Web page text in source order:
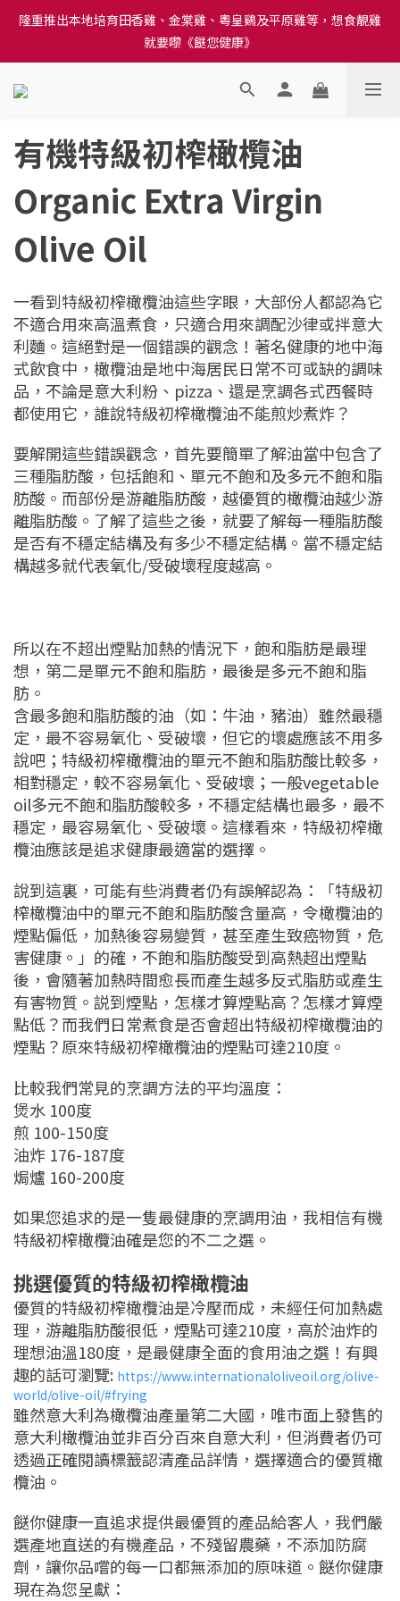
訂單結帳注意事項：送貨方法中選擇區域 - 然後當填寫地址時, 請
小心選擇分區及區域, 因資料錯誤會影響前往結帳
隆重推出本地培育田香雞、金棠雞、粵皇鷄及平原雞等，想食靚雞
就要嚟《餸您健康》
訂單結帳注意事項：送貨方法中選擇區域 - 然後當填寫地址時, 請
小心選擇分區及區域, 因資料錯誤會影響前往結帳
有機特級初榨橄欖油
Organic Extra Virgin
Olive Oil
一看到特級初榨橄欖油這些字眼，大部份人都認為它
不適合用來高溫煮食，只適合用來調配沙律或拌意大
利麵。這絕對是一個錯誤的觀念！著名健康的地中海
式飲食中，橄欖油是地中海居民日常不可或缺的調味
品，不論是意大利粉、pizza、還是烹調各式西餐時
都使用它，誰說特級初榨橄欖油不能煎炒煮炸？
要解開這些錯誤觀念，首先要簡單了解油當中包含了
三種脂肪酸，包括飽和、單元不飽和及多元不飽和脂
肪酸。而部份是游離脂肪酸，越優質的橄欖油越少游
離脂肪酸。了解了這些之後，就要了解每一種脂肪酸
是否有不穩定結構及有多少不穩定結構。當不穩定結
構越多就代表氧化/受破壞程度越高。
所以在不超出煙點加熱的情況下，飽和脂肪是最理
想，第二是單元不飽和脂肪，最後是多元不飽和脂
肪。
含最多飽和脂肪酸的油（如：牛油，豬油）雖然最穩
定，最不容易氧化、受破壞，但它的壞處應該不用多
說吧；特級初榨橄欖油的單元不飽和脂肪酸比較多，
相對穩定，較不容易氧化、受破壞；一般vegetable
oil多元不飽和脂肪酸較多，不穩定結構也最多，最不
穩定，最容易氧化、受破壞。這樣看來，特級初榨橄
欖油應該是追求健康最適當的選擇。
說到這裏，可能有些消費者仍有誤解認為：「特級初
榨橄欖油中的單元不飽和脂肪酸含量高，令橄欖油的
煙點偏低，加熱後容易變質，甚至產生致癌物質，危
害健康。」的確，不飽和脂肪酸受到高熱超出煙點
後，會隨著加熱時間愈長而產生越多反式脂肪或產生
有害物質。説到煙點，怎樣才算煙點高？怎樣才算煙
點低？而我們日常煮食是否會超出特級初榨橄欖油的
煙點？原來特級初榨橄欖油的煙點可達210度。
比較我們常見的烹調方法的平均溫度：
煲水 100度
煎 100-150度
油炸 176-187度
焗爐 160-200度
如果您追求的是一隻最健康的烹調用油，我相信有機
特級初榨橄欖油確是您的不二之選。
挑選優質的特級初榨橄欖油
優質的特級初榨橄欖油是冷壓而成，未經任何加熱處
理，游離脂肪酸很低，煙點可達210度，高於油炸的
理想油溫180度，是最健康全面的食用油之選！有興
趣的話可瀏覽: https://www.internationaloliveoil.org/olive-
world/olive-oil/#frying
雖然意大利為橄欖油產量第二大國，唯市面上發售的
意大利橄欖油並非百分百來自意大利，但消費者仍可
透過正確閱讀標籖認清產品詳情，選擇適合的優質橄
欖油。
餸你健康一直追求提供最優質的產品給客人，我們嚴
選產地直送的有機產品，不殘留農藥，不添加防腐
劑，讓你品嚐的每一口都無添加的原味道。餸你健康
現在為您呈獻：